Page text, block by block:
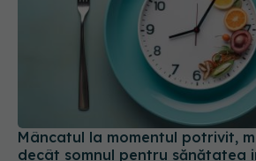
Mâncatul la momentul potrivit,
decât somnul pentru sănătatea
08 apr 2025, 21:44